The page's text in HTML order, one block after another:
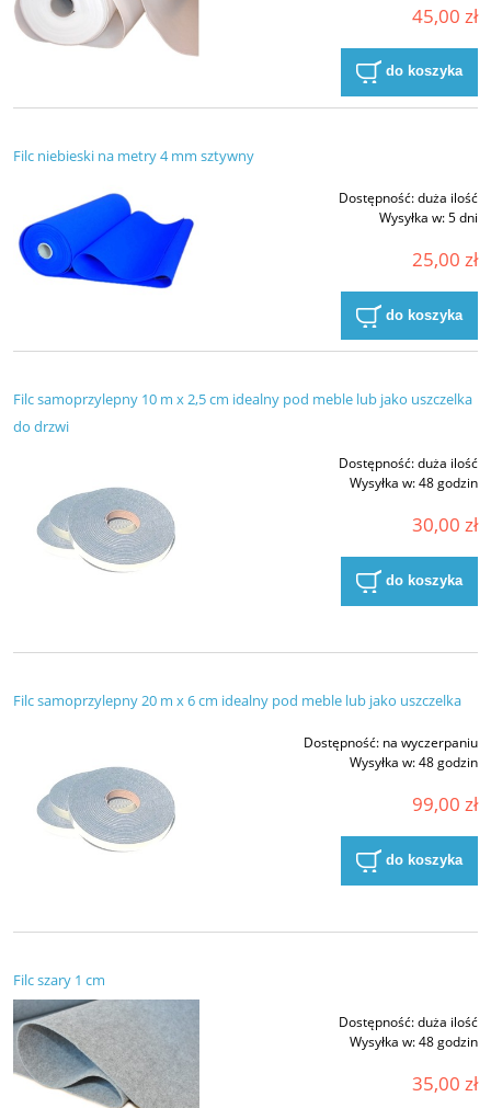
45,00 zł
do koszyka
Filc niebieski na metry 4 mm sztywny
Dostępność:duża ilość
Wysyłka w:5 dni
25,00 zł
do koszyka
Filc samoprzylepny 10 m x 2,5 cm idealny pod meble lub jako uszczelka
do drzwi
Dostępność:duża ilość
Wysyłka w:48 godzin
30,00 zł
do koszyka
Filc samoprzylepny 20 m x 6 cm idealny pod meble lub jako uszczelka
Dostępność: na wyczerpaniu
Wysyłka w:48 godzin
99,00 zł
do koszyka
Filc szary 1 cm
Dostępność:duża ilość
Wysyłka w:48 godzin
35,00 zł